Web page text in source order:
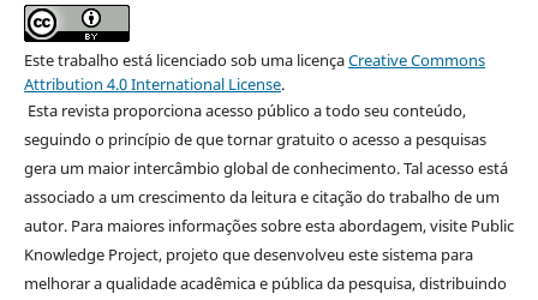
Este trabalho está licenciado sob uma licençaCreative Commons
Attribution 4.0 International License.
Esta revista proporciona acesso público a todo seu conteúdo,
seguindo o princípio de que tornar gratuito o acesso a pesquisas
gera um maior intercâmbio global de conhecimento. Tal acesso está
associado a um crescimento da leitura e citação do trabalho de um
autor. Para maiores informações sobre esta abordagem, visite Public
Knowledge Project, projeto que desenvolveu este sistema para
melhorar a qualidade acadêmica e pública da pesquisa, distribuindo